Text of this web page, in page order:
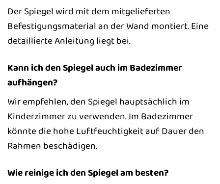
Der Spiegel wird mit dem mitgelieferten
Befestigungsmaterial an der Wand montiert. Eine
detaillierte Anleitung liegt bei.
Kann ich den Spiegel auch im Badezimmer
aufhängen?
Wir empfehlen, den Spiegel hauptsächlich im
Kinderzimmer zu verwenden. Im Badezimmer
könnte die hohe Luftfeuchtigkeit auf Dauer den
Rahmen beschädigen.
Wie reinige ich den Spiegel am besten?